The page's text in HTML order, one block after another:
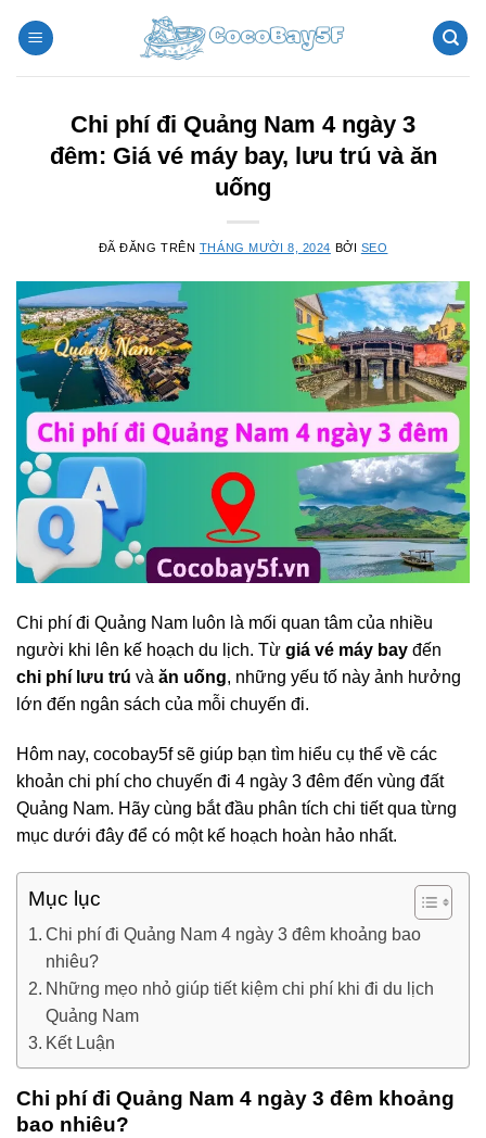
đến
Chi phí đi Quảng Nam 4 ngày 3
đêm: Giá vé máy bay, lưu trú và ăn
uống
ĐÃ ĐĂNG TRÊN THÁNG MƯỜI 8, 2024 BỞI SEO
Chi phí đi Quảng Nam luôn là mối quan tâm của nhiều
người khi lên kế hoạch du lịch. Từ giá vé máy bay đến
chi phí lưu trú và ăn uống, những yếu tố này ảnh hưởng
lớn đến ngân sách của mỗi chuyến đi.
Hôm nay, cocobay5f sẽ giúp bạn tìm hiểu cụ thể về các
khoản chi phí cho chuyến đi 4 ngày 3 đêm đến vùng đất
Quảng Nam. Hãy cùng bắt đầu phân tích chi tiết qua từng
mục dưới đây để có một kế hoạch hoàn hảo nhất.
Mục lục
Chi phí đi Quảng Nam 4 ngày 3 đêm khoảng bao
nhiêu?
Những mẹo nhỏ giúp tiết kiệm chi phí khi đi du lịch
Quảng Nam
Kết Luận
Chi phí đi Quảng Nam 4 ngày 3 đêm khoảng
bao nhiêu?